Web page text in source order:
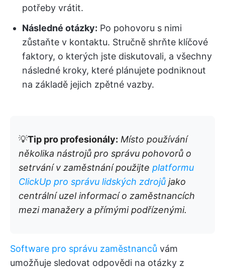
potřeby vrátit.
Následné otázky: Po pohovoru s nimi
zůstaňte v kontaktu. Stručně shrňte klíčové
faktory, o kterých jste diskutovali, a všechny
následné kroky, které plánujete podniknout
na základě jejich zpětné vazby.
💡Tip pro profesionály: Místo používání
několika nástrojů pro správu pohovorů o
setrvání v zaměstnání použijte platformu
ClickUp pro správu lidských zdrojů jako
centrální uzel informací o zaměstnancích
mezi manažery a přímými podřízenými.
Software pro správu zaměstnanců vám
umožňuje sledovat odpovědi na otázky z